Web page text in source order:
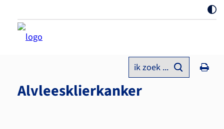
ik zoek ...
Alvleesklierkanker